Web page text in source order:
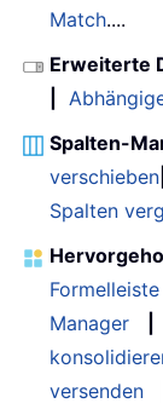
Match....
Erweiterte
Spalten-
verschieben
Spalten
Formelleiste
Manager
versenden